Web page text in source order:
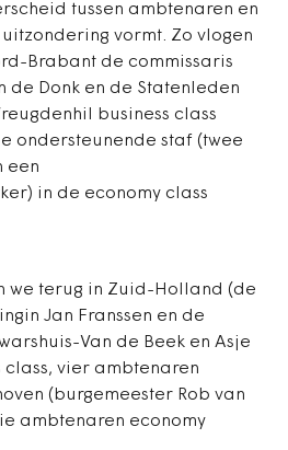
tussen ambtenaren en
vormt. Zo vlogen
Brabant de commissaris
de Donk en de Statenleden
business class
ondersteunende staf (twee
een
in de economy class
we terug in Zuid-Holland (de
Jan Franssen en de
Van de Beek en Asje
class, vier ambtenaren
(burgemeester Rob van
ambtenaren economy